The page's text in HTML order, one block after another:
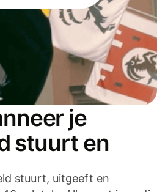
je
stuurt en
stuurt, uitgeeft en